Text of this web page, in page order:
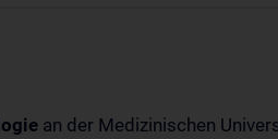
an der Medizinischen